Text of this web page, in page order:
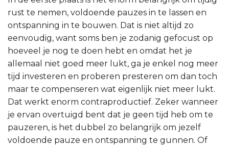
rust te nemen, voldoende pauzes in te lassen en
ontspanning in te bouwen. Dat is niet altijd zo
eenvoudig, want soms ben je zodanig gefocust op
hoeveel je nog te doen hebt en omdat het je
allemaal niet goed meer lukt, ga je enkel nog meer
tijd investeren en proberen presteren om dan toch
maar te compenseren wat eigenlijk niet meer lukt.
Dat werkt enorm contraproductief. Zeker wanneer
je ervan overtuigd bent dat je geen tijd heb om te
pauzeren, is het dubbel zo belangrijk om jezelf
voldoende pauze en ontspanning te gunnen. Of